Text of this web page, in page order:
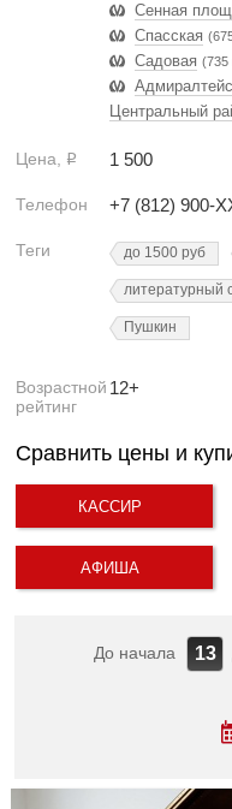
Сенная
Спасская
Садовая (735
Центральный
Цена, Р 1 500
Телефон +7 (812) 900-
Теги до 1500 руб
литературный
Пушкин
Возрастной
рейтинг
12+
Сравнить цены и
КАССИР
АФИША
До начала 13